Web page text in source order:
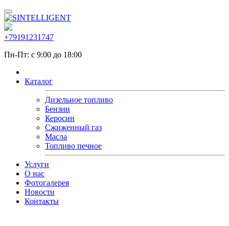
+79191231747
Пн-Пт: с 9:00 до 18:00
Каталог
Дизельное топливо
Бензин
Керосин
Сжиженный газ
Масла
Топливо печное
Услуги
О нас
Фотогалерея
Новости
Контакты